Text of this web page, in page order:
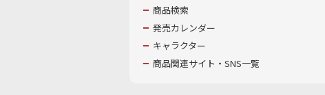
商品検索
発売カレンダー
キャラクター
商品関連サイト・SNS一覧